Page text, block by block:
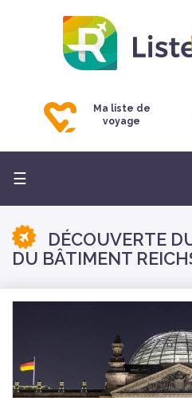
Ma liste de
voyage
Basculer
navigation
☰
DÉCOUVERTE
DU BÂTIMENT